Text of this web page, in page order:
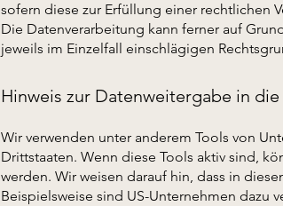
sofern diese zur Erfüllung einer rechtlichen
Die Datenverarbeitung kann ferner auf
jeweils im Einzelfall einschlägigen
Hinweis zur Datenweitergabe in
Wir verwenden unter anderem Tools von
Drittstaaten. Wenn diese Tools aktiv sind,
werden. Wir weisen darauf hin, dass in
Beispielsweise sind US-Unternehmen dazu